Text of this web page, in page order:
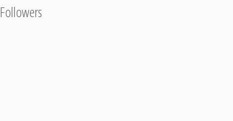
Followers